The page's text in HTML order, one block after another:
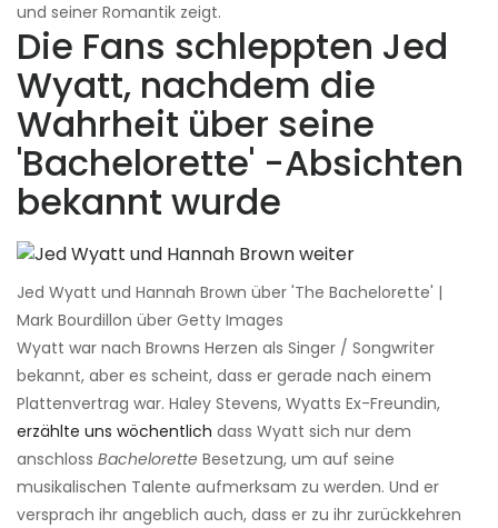
und seiner Romantik zeigt.
Die Fans schleppten Jed
Wyatt, nachdem die
Wahrheit über seine
'Bachelorette' -Absichten
bekannt wurde
Jed Wyatt und Hannah Brown über 'The Bachelorette' |
Mark Bourdillon über Getty Images
Wyatt war nach Browns Herzen als Singer / Songwriter
bekannt, aber es scheint, dass er gerade nach einem
Plattenvertrag war. Haley Stevens, Wyatts Ex-Freundin,
erzählte uns wöchentlich dass Wyatt sich nur dem
anschloss Bachelorette Besetzung, um auf seine
musikalischen Talente aufmerksam zu werden. Und er
versprach ihr angeblich auch, dass er zu ihr zurückkehren